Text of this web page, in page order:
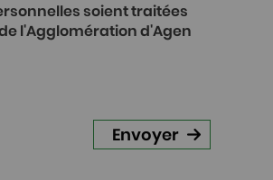
soient traitées
l'Agglomération d'Agen